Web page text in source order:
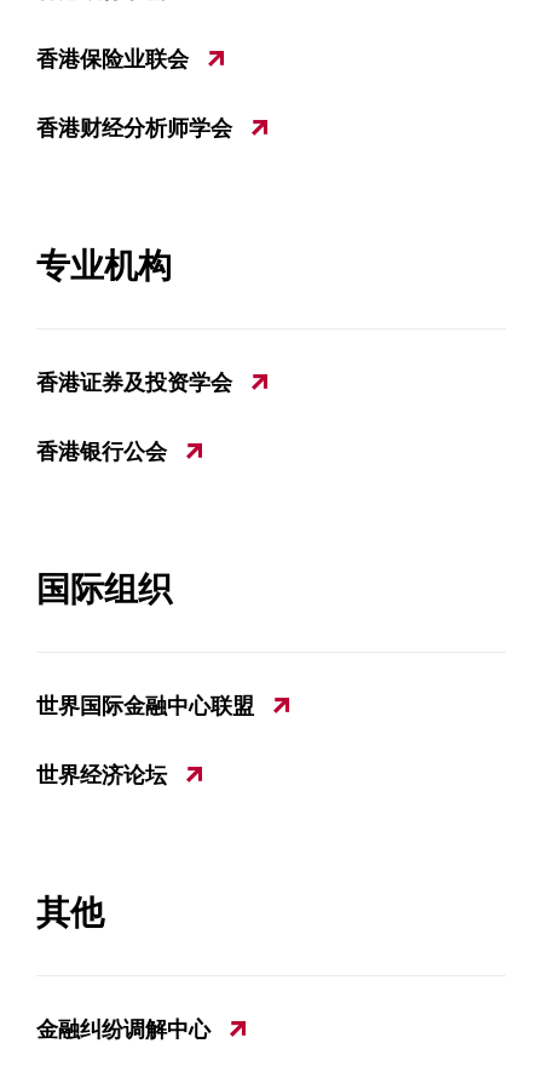
香港保险业联会
香港财经分析师学会
专业机构
香港证券及投资学会
香港银行公会
国际组织
世界国际金融中心联盟
世界经济论坛
其他
金融纠纷调解中心